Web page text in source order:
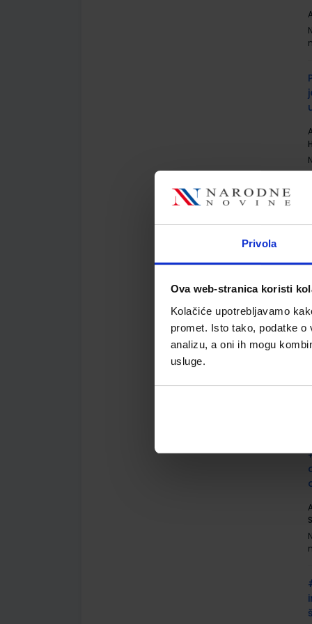
Privola
Ova web-stranica koristi
Kolačiće upotrebljavamo
promet. Isto tako, podatke
analizu, a oni ih mogu
usluge.